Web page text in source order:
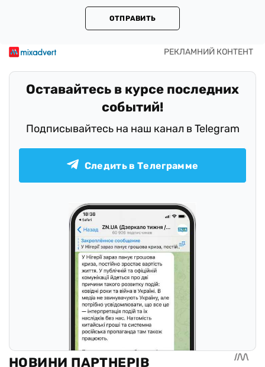
ОТПРАВИТЬ
Оставайтесь в курсе последних
событий!
Подписывайтесь на наш канал в Telegram
Следить в Телеграмме